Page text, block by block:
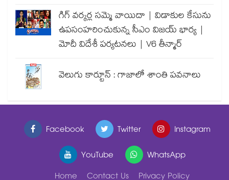
గిగ్ వర్కర్ల సమ్మె వాయిదా | విడాకుల కేసును
ఉపసంహరించుకున్న సీఎం విజయ్ భార్య |
మోదీ విదేశీ పర్యటనలు | V6 తీన్మార్
వెలుగు కార్టూన్ : గాజాలో శాంతి పవనాలు
Facebook Twitter
Instagram
YouTube
WhatsApp